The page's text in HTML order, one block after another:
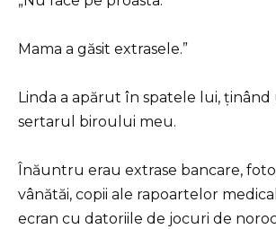
Mama a găsit extrasele.”
Linda a apărut în spatele lui, ținând
sertarul biroului meu.
Înăuntru erau extrase bancare,
vânătăi, copii ale rapoartelor
ecran cu datoriile de jocuri de